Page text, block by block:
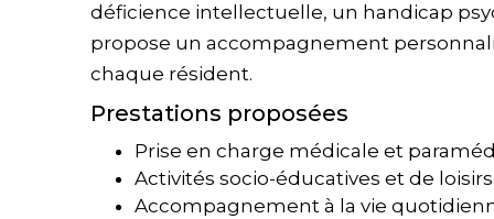
déficience intellectuelle, un handicap
propose un accompagnement
chaque résident.
Prestations proposées
Prise en charge médicale et
Activités socio-éducatives et de
Accompagnement à la vie